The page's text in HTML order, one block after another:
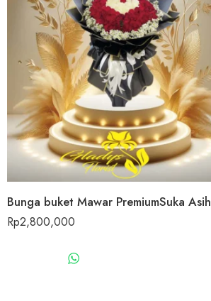
Bunga buket Mawar PremiumSuka Asih
Rp2,800,000